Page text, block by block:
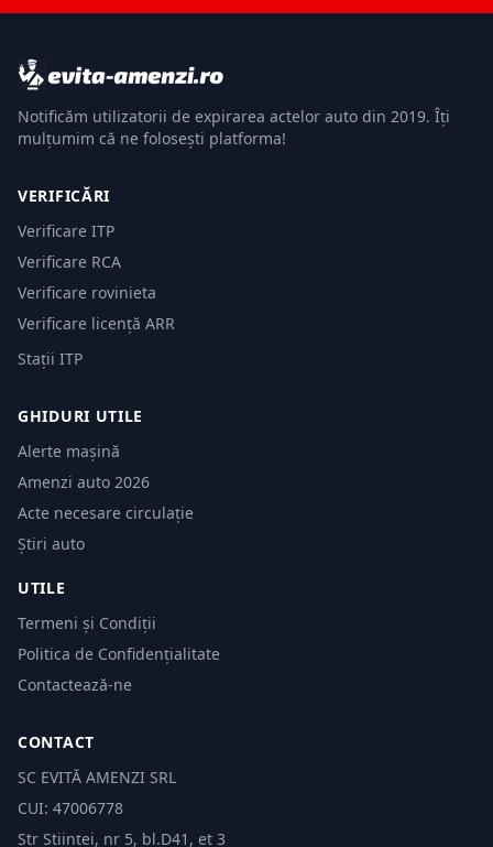
Notificăm utilizatorii de expirarea actelor auto din 2019. Îți
mulțumim că ne folosești platforma!
VERIFICĂRI
Verificare ITP
Verificare RCA
Verificare rovinieta
Verificare licență ARR
Stații ITP
GHIDURI UTILE
Alerte mașină
Amenzi auto 2026
Acte necesare circulație
Știri auto
UTILE
Termeni și Condiții
Politica de Confidențialitate
Contactează-ne
CONTACT
SC EVITĂ AMENZI SRL
CUI: 47006778
Str Științei, nr 5, bl.D41, et 3